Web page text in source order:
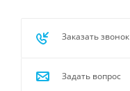
Заказать звонок
Задать вопрос